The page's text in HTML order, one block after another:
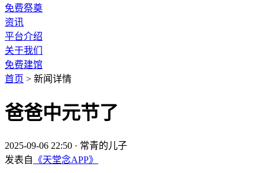
免费祭奠
资讯
平台介绍
关于我们
免费建馆
首页 > 新闻详情
爸爸中元节了
2025-09-06 22:50 · 常青的儿子
发表自 《天堂念APP》